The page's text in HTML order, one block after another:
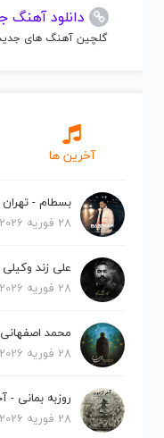
دانلود آهنگ
گلچین آهنگ های
آخرین ها
بسطام - تهران
28 فوریه 2026
علی زند
28 فوریه 2026
محمد
28 فوریه 2026
روزبه بمانی -
28 فوریه 2026